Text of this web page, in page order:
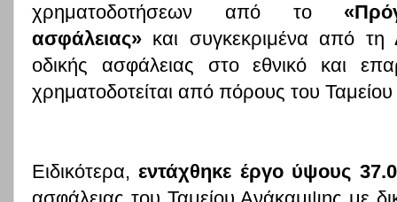
χρηματοδοτήσεων από το
ασφάλειας» και συγκεκριμένα από
οδικής ασφάλειας στο εθνικό και
χρηματοδοτείται από πόρους του
Ειδικότερα,εντάχθηκε έργο ύψους